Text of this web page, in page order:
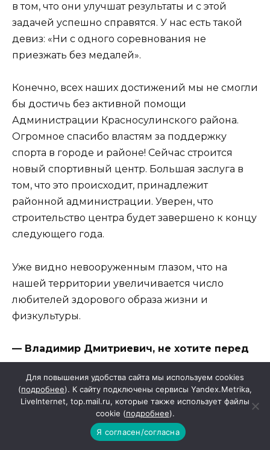
в том, что они улучшат результаты и с этой
задачей успешно справятся. У нас есть такой
девиз: «Ни с одного соревнования не
приезжать без медалей».
Конечно, всех наших достижений мы не смогли
бы достичь без активной помощи
Администрации Красносулинского района.
Огромное спасибо властям за поддержку
спорта в городе и районе! Сейчас строится
новый спортивный центр. Большая заслуга в
том, что это происходит, принадлежит
районной администрации. Уверен, что
строительство центра будет завершено к концу
следующего года.
Уже видно невооруженным глазом, что на
нашей территории увеличивается число
любителей здорового образа жизни и
физкультуры.
— Владимир Дмитриевич, не хотите перед
праздником поздравить всех, кто имеет к
нему отношение?
— Поздравляю с Днем физкультурника свой
коллектив, которым я горжусь и очень ценю.
Для повышения удобства сайта мы используем cookies
(подробнее). К сайту подключены сервисы Yandex.Metrika,
LiveInternet, top.mail.ru, которые также использует файлы
cookie (подробнее).
Я согласен/согласна